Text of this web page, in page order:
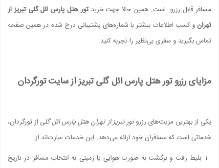
مسافر قابل رزرو است. همین حالا جهت خریدتور هتل پارس ائل گلی تبریز از
تهران و کسب اطلاعات بیشتر با شماره‌های پشتیبانی درج شده در همین صفحه
تماس بگیرید و سفری بی‌نظیر را تجربه کنید.
مزایای رزرو تور هتل پارس ائل گلی تبریز از سایت تورگردان
یکی از بهترین مزیت‌های رزروتور تبریز از تهران هتل پارس ائل گلیاز تورگردان،
خدماتی است که مسافران خود ارائه می‌دهد. این خدمات عبارت‌اند از:
بلیط رفت و برگشت به صورت هوایی یا زمینی به انتخاب مسافر در تاریخ